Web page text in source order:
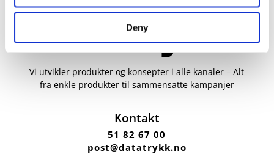
Deny
Vi utvikler produkter og konsepter i alle kanaler – Alt
fra enkle produkter til sammensatte kampanjer
Kontakt
51 82 67 00
post@datatrykk.no